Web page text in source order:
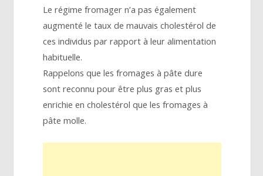
Le régime fromager n’a pas également
augmenté le taux de mauvais cholestérol de
ces individus par rapport à leur alimentation
habituelle.
Rappelons que les fromages à pâte dure
sont reconnu pour être plus gras et plus
enrichie en cholestérol que les fromages à
pâte molle.